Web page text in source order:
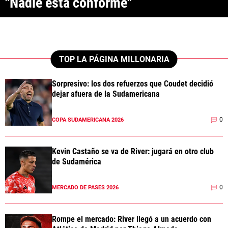
ANÁLISIS TÁCTICO
NOTICIAS
GUÍAS
CÓDIGOS
PRONÓSTICOS
APUESTA DEL DÍA
ESCRIBÍ EN LA PÁGINA MILLONARIAAPUESTAS
La Página Millonaria es un sitio no oficial, creado por socios e
hinchas de River y no tiene afiliación alguna con el club Atlético River
Plate.
Esta sección no tiene relación alguna con el club. Para visitar el sitio
TOP LA PÁGINA MILLONARIA
Sorpresivo: los dos refuerzos que Coudet decidió
dejar afuera de la Sudamericana
COPA SUDAMERICANA 2026 0
Kevin Castaño se va de River: jugará en otro club
de Sudamérica
MERCADO DE PASES 2026 0
Rompe el mercado: River llegó a un acuerdo con